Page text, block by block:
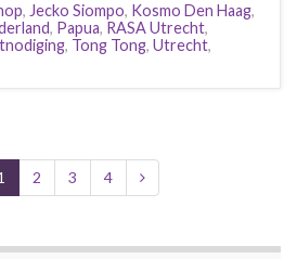
, Jecko Siompo, Kosmo Den Haag,
, Papua, RASA Utrecht,
, Tong Tong, Utrecht,
2 3 4